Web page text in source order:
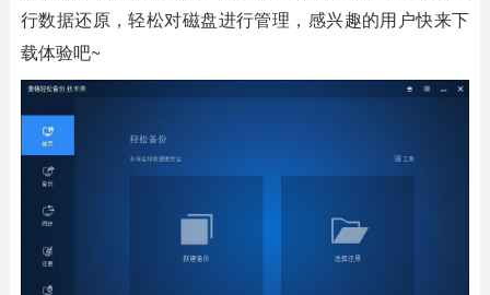
行数据还原，轻松对磁盘进行管理，感兴趣的用户快来下
载体验吧~